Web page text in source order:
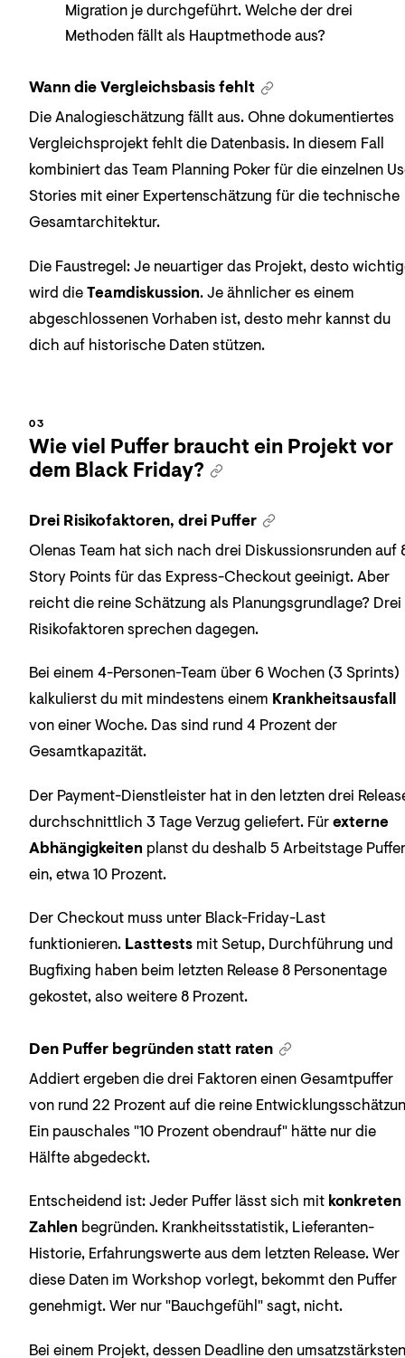
Migration je durchgeführt. Welche der drei
Methoden fällt als Hauptmethode aus?
Wann die Vergleichsbasis fehlt
Die Analogieschätzung fällt aus. Ohne dokumentiertes
Vergleichsprojekt fehlt die Datenbasis. In diesem Fall
kombiniert das Team Planning Poker für die einzelnen
Stories mit einer Expertenschätzung für die technische
Gesamtarchitektur.
Die Faustregel: Je neuartiger das Projekt, desto
wird dieTeamdiskussion. Je ähnlicher es einem
abgeschlossenen Vorhaben ist, desto mehr kannst du
dich auf historische Daten stützen.
Wie viel Puffer braucht ein Projekt vor
dem Black Friday?
Drei Risikofaktoren, drei Puffer
Olenas Team hat sich nach drei Diskussionsrunden auf
Story Points für das Express-Checkout geeinigt. Aber
reicht die reine Schätzung als Planungsgrundlage? Drei
Risikofaktoren sprechen dagegen.
Bei einem 4-Personen-Team über 6 Wochen (3 Sprints)
kalkulierst du mit mindestens einem Krankheitsausfall
von einer Woche. Das sind rund 4 Prozent der
Gesamtkapazität.
Der Payment-Dienstleister hat in den letzten drei
durchschnittlich 3 Tage Verzug geliefert. Fürexterne
Abhängigkeiten planst du deshalb 5 Arbeitstage Puffer
ein, etwa 10 Prozent.
Der Checkout muss unter Black-Friday-Last
funktionieren. Lasttests mit Setup, Durchführung und
Bugfixing haben beim letzten Release 8 Personentage
gekostet, also weitere 8 Prozent.
Den Puffer begründen statt raten
Addiert ergeben die drei Faktoren einen Gesamtpuffer
von rund 22 Prozent auf die reine
Ein pauschales "10 Prozent obendrauf" hätte nur die
Hälfte abgedeckt.
Entscheidend ist: Jeder Puffer lässt sich mit konkreten
Zahlen begründen. Krankheitsstatistik, Lieferanten-
Historie, Erfahrungswerte aus dem letzten Release. Wer
diese Daten im Workshop vorlegt, bekommt den Puffer
genehmigt. Wer nur "Bauchgefühl" sagt, nicht.
Bei einem Projekt, dessen Deadline den umsatzstärksten